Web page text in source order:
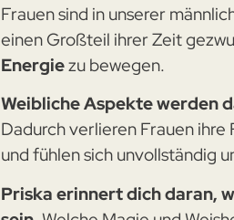
Frauen sind in unserer
einen Großteil ihrer Zeit
Energiezu bewegen.
Weibliche Aspekte werden
Dadurch verlieren Frauen ihre
und fühlen sich unvollständig
Priska erinnert dich daran,